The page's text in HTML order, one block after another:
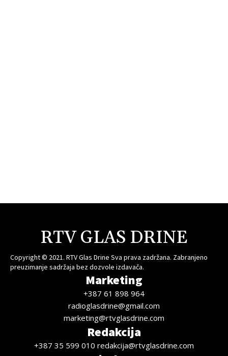
RTV GLAS DRINE
Copyright © 2021. RTV Glas Drine Sva prava zadržana. Zabranjeno
preuzimanje sadržaja bez dozvole izdavača.
Marketing
+387 61 898 964
radioglasdrine@gmail.com
marketing@rtvglasdrine.com
Redakcija
+387 35 599 010 redakcija@rtvglasdrine.com